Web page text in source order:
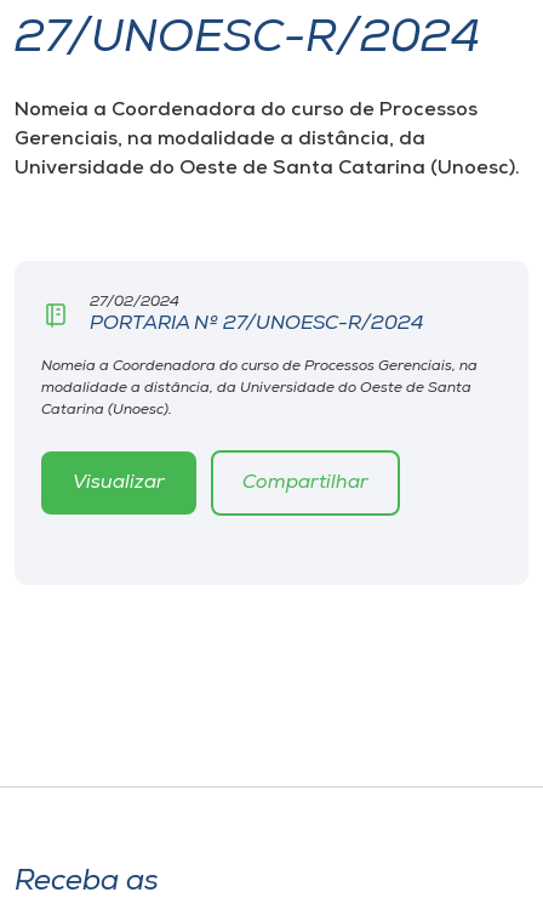
I.nova
Diplomados
Editora
Rádio
o idioma
27/UNOESC-R/2024
Nomeia a Coordenadora do curso de Processos
Gerenciais, na modalidade a distância, da
Universidade do Oeste de Santa Catarina (Unoesc).
27/02/2024
PORTARIA Nº 27/UNOESC-R/2024
Nomeia a Coordenadora do curso de Processos Gerenciais, na
modalidade a distância, da Universidade do Oeste de Santa
Catarina (Unoesc).
Visualizar Compartilhar
Receba as